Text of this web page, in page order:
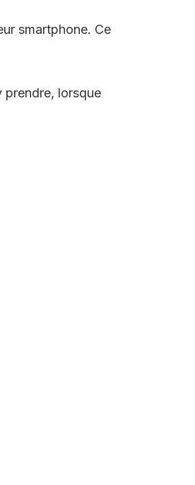
smartphone. Ce
prendre, lorsque